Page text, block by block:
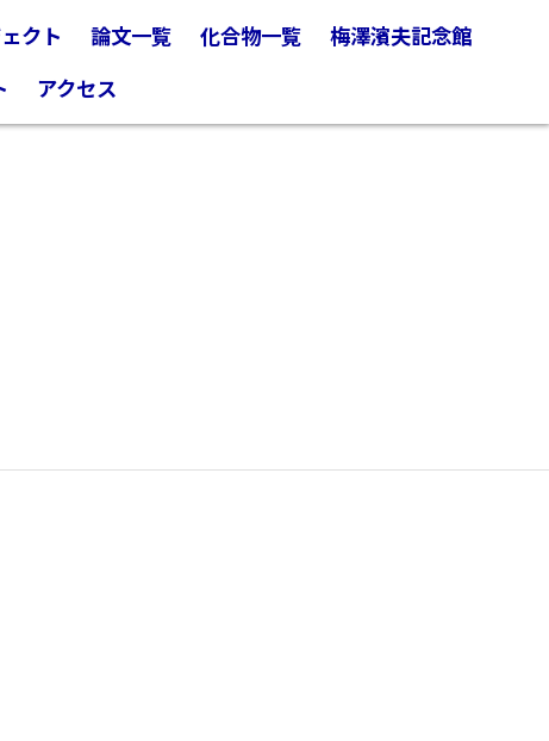
クト 論文一覧 化合物一覧
梅澤濱夫記念館
アクセス